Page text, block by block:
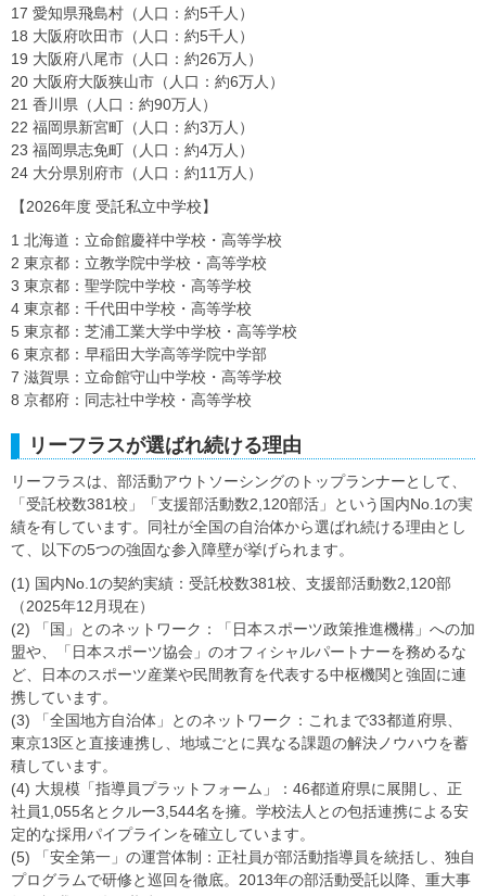
17 愛知県飛島村（人口：約5千人）
18 大阪府吹田市（人口：約5千人）
19 大阪府八尾市（人口：約26万人）
20 大阪府大阪狭山市（人口：約6万人）
21 香川県（人口：約90万人）
22 福岡県新宮町（人口：約3万人）
23 福岡県志免町（人口：約4万人）
24 大分県別府市（人口：約11万人）
【2026年度 受託私立中学校】
1 北海道：立命館慶祥中学校・高等学校
2 東京都：立教学院中学校・高等学校
3 東京都：聖学院中学校・高等学校
4 東京都：千代田中学校・高等学校
5 東京都：芝浦工業大学中学校・高等学校
6 東京都：早稲田大学高等学院中学部
7 滋賀県：立命館守山中学校・高等学校
8 京都府：同志社中学校・高等学校
リーフラスが選ばれ続ける理由
リーフラスは、部活動アウトソーシングのトップランナーとして、
「受託校数381校」「支援部活動数2,120部活」という国内No.1の実
績を有しています。同社が全国の自治体から選ばれ続ける理由とし
て、以下の5つの強固な参入障壁が挙げられます。
(1) 国内No.1の契約実績：受託校数381校、支援部活動数2,120部
（2025年12月現在）
(2) 「国」とのネットワーク：「日本スポーツ政策推進機構」への加
盟や、「日本スポーツ協会」のオフィシャルパートナーを務めるな
ど、日本のスポーツ産業や民間教育を代表する中枢機関と強固に連
携しています。
(3) 「全国地方自治体」とのネットワーク：これまで33都道府県、
東京13区と直接連携し、地域ごとに異なる課題の解決ノウハウを蓄
積しています。
(4) 大規模「指導員プラットフォーム」：46都道府県に展開し、正
社員1,055名とクルー3,544名を擁。学校法人との包括連携による安
定的な採用パイプラインを確立しています。
(5) 「安全第一」の運営体制：正社員が部活動指導員を統括し、独自
プログラムで研修と巡回を徹底。2013年の部活動受託以降、重大事